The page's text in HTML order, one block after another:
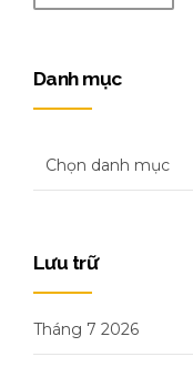
Danh mục
Lưu trữ
Tháng 7 2026